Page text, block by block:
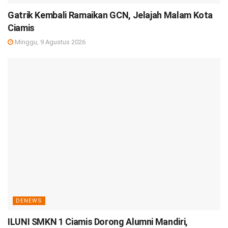
Gatrik Kembali Ramaikan GCN, Jelajah Malam Kota
Ciamis
Minggu, 9 Agustus 2026
DENEWS
ILUNI SMKN 1 Ciamis Dorong Alumni Mandiri,